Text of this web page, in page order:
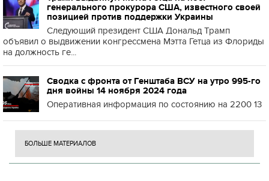
генерального прокурора США, известного своей
позицией против поддержки Украины
Следующий президент США Дональд Трамп
объявил о выдвижении конгрессмена Мэтта Гетца из Флориды
на должность ге...
Сводка с фронта от Генштаба ВСУ на утро 995-го
дня войны 14 ноября 2024 года
Оперативная информация по состоянию на 2200 13
БОЛЬШЕ МАТЕРИАЛОВ